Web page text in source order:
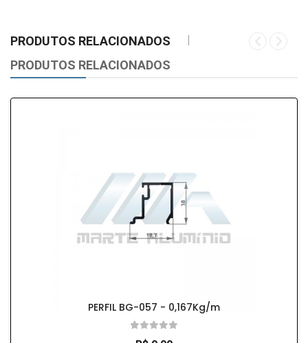
PRODUTOS RELACIONADOS
PRODUTOS RELACIONADOS
PERFIL BG-057 - 0,167Kg/m